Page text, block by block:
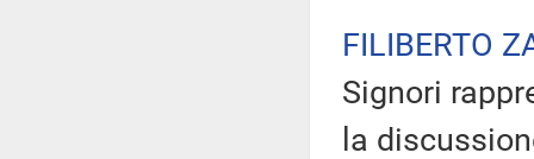
FILIBERTO
Signori
la